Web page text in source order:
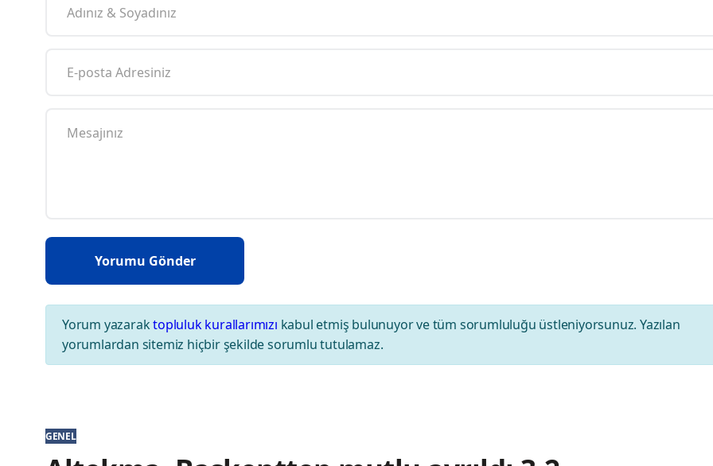
Yorum yazaraktopluluk kurallarımızı kabul etmiş bulunuyor ve tüm sorumluluğu üstleniyorsunuz. Yazılan
yorumlardan sitemiz hiçbir şekilde sorumlu tutulamaz.
GENEL